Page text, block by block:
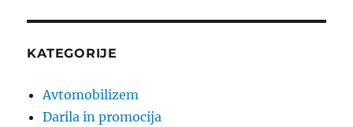
KATEGORIJE
Avtomobilizem
Darila in promocija